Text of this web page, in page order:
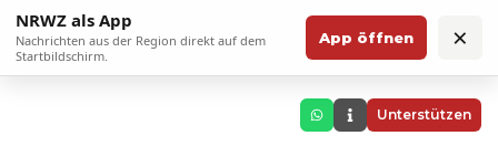
NRWZ als App
Nachrichten aus der Region direkt auf dem
Startbildschirm.
App öffnen ×
Unterstützen